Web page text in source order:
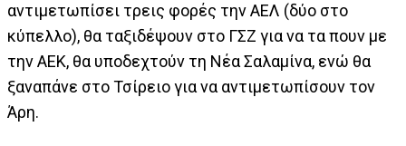
αντιμετωπίσει τρεις φορές την ΑΕΛ (δύο στο
κύπελλο), θα ταξιδέψουν στο ΓΣΖ για να τα πουν με
την ΑΕΚ, θα υποδεχτούν τη Νέα Σαλαμίνα, ενώ θα
ξαναπάνε στο Τσίρειο για να αντιμετωπίσουν τον
Άρη.